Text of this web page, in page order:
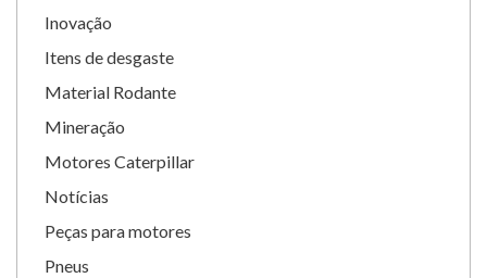
Inovação
Itens de desgaste
Material Rodante
Mineração
Motores Caterpillar
Notícias
Peças para motores
Pneus